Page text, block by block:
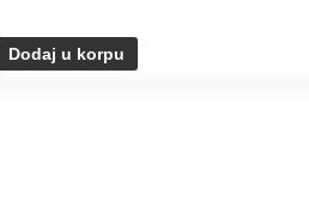
Dodaj u korpu